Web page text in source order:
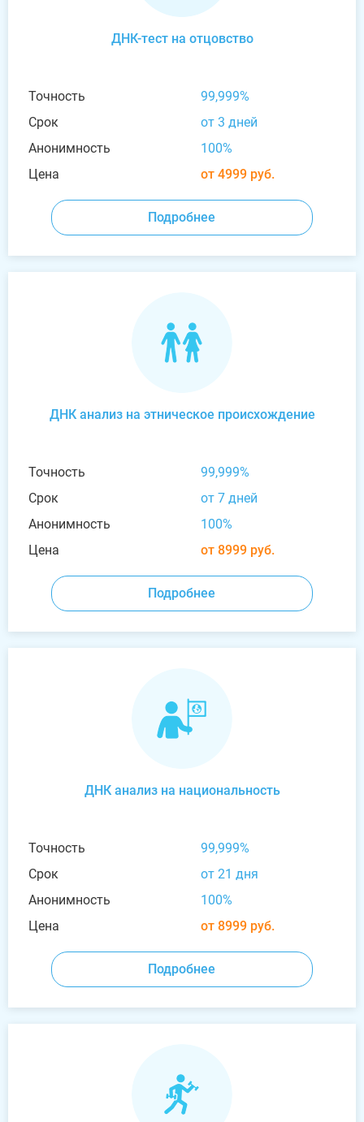
ДНК-тест на отцовство
Точность
99,999%
Срок
от 3 дней
Анонимность
100%
Цена
от 4999 руб.
Подробнее
ДНК анализ на этническое происхождение
Точность
99,999%
Срок
от 7 дней
Анонимность
100%
Цена
от 8999 руб.
Подробнее
ДНК анализ на национальность
Точность
99,999%
Срок
от 21 дня
Анонимность
100%
Цена
от 8999 руб.
Подробнее